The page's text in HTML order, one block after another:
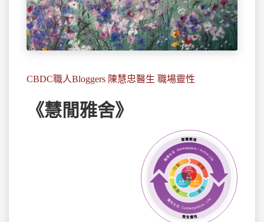
CBDC職人Bloggers 陳慧忠醫生 職場靈性
《慧閒雅舍》